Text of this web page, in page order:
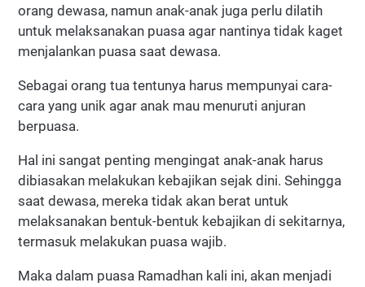
orang dewasa, namun anak-anak juga perlu dilatih
untuk melaksanakan puasa agar nantinya tidak kaget
menjalankan puasa saat dewasa.
Sebagai orang tua tentunya harus mempunyai cara-
cara yang unik agar anak mau menuruti anjuran
berpuasa.
Hal ini sangat penting mengingat anak-anak harus
dibiasakan melakukan kebajikan sejak dini. Sehingga
saat dewasa, mereka tidak akan berat untuk
melaksanakan bentuk-bentuk kebajikan di sekitarnya,
termasuk melakukan puasa wajib.
Maka dalam puasa Ramadhan kali ini, akan menjadi